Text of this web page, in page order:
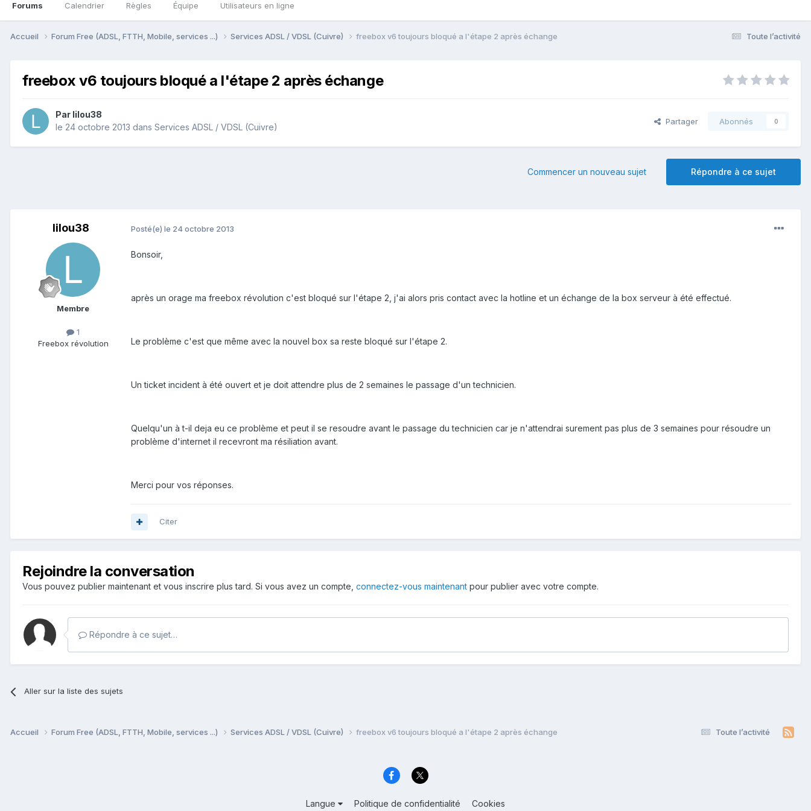
Forums Calendrier Règles Équipe Utilisateurs en ligne
Toute l’activité
Accueil Forum Free (ADSL, FTTH, Mobile, services ...) Services ADSL / VDSL (Cuivre) freebox v6 toujours bloqué a l'étape 2 après échange
freebox v6 toujours bloqué a l'étape 2 après échange
Par lilou38
le 24 octobre 2013 dans Services ADSL / VDSL (Cuivre)
Partager Abonnés 0
Répondre à ce sujet
Commencer un nouveau sujet
lilou38
Membre
1
Freebox révolution
Posté(e) le 24 octobre 2013
Bonsoir,
après un orage ma freebox révolution c'est bloqué sur l'étape 2, j'ai alors pris contact avec la hotline et un échange de la box serveur à été effectué.
Le problème c'est que même avec la nouvel box sa reste bloqué sur l'étape 2.
Un ticket incident à été ouvert et je doit attendre plus de 2 semaines le passage d'un technicien.
Quelqu'un à t-il deja eu ce problème et peut il se resoudre avant le passage du technicien car je n'attendrai surement pas plus de 3 semaines pour résoudre un
problème d'internet il recevront ma résiliation avant.
Merci pour vos réponses.
Citer
Rejoindre la conversation
Vous pouvez publier maintenant et vous inscrire plus tard. Si vous avez un compte, connectez-vous maintenant pour publier avec votre compte.
Répondre à ce sujet…
Aller sur la liste des sujets
Toute l’activité
Accueil Forum Free (ADSL, FTTH, Mobile, services ...) Services ADSL / VDSL (Cuivre) freebox v6 toujours bloqué a l'étape 2 après échange
Langue Politique de confidentialité Cookies